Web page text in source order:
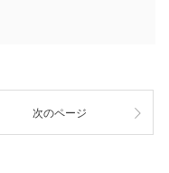
次のページ